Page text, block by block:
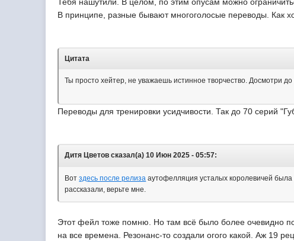
В принципе, разные бывают многоголосые переводы. Как
Цитата
Ты просто хейтер, не уважаешь истинное творчество. Досмотри
Переводы для тренировки усидчивости. Так до 70 серий
Дитя Цветов сказал(а) 10 Июн 2025 - 05:57:
Вотздесь после релиза аутофелляция усталых королевичей
рассказали, верьте мне.
Этот фейл тоже помню. Но там всё было более очевидно
на все времена. Резонанс-то создали огого какой. Аж 19